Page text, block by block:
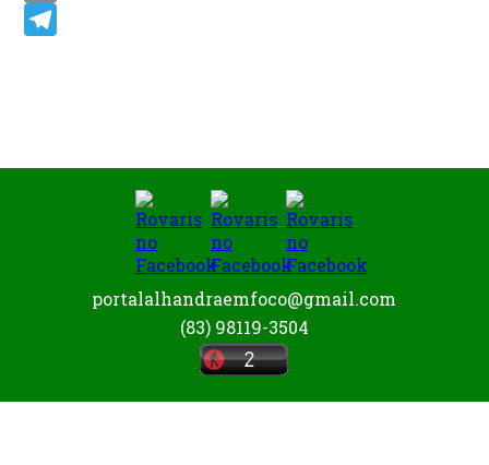
Email
portalalhandraemfoco@gmail.com
(83) 98119-3504